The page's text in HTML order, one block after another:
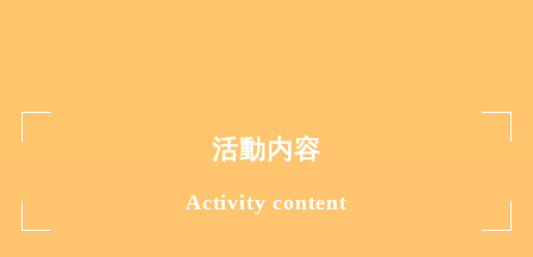
活動内容
Activity content